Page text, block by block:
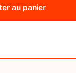
au panier